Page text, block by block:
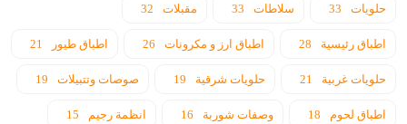
حلويات 33 سلاطات 33 مقبلات 32
اطباق رئيسية 28 اطباق ارز و مكرونات 26 اطباق طيور 21
حلويات غربية 21 حلويات شرقية 19 صوصات وتتبيلات 19
اطباق لحوم 18 وصفات شوربة 16 انظمة رجيم 15